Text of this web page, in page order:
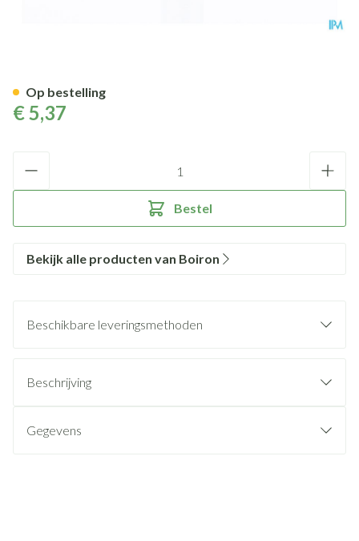
€ 5,37
Bestel
Op bestelling
Bekijk alle producten van Boiron
Beschikbare leveringsmethoden
Beschrijving
Gegevens